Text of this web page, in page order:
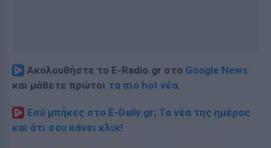
Ακολουθήστε το E-Radio.gr στο Google News
και μάθετε πρώτοι τα πιο hot νέα.
Εσύ μπήκες στο E-Daily.gr; Τα νέα της ημέρας
και ότι σου κάνει κλικ!